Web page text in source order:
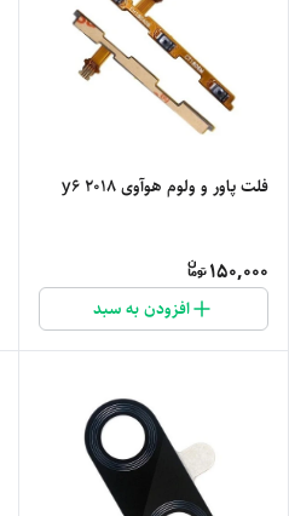
فلت پاور و ولوم هوآوی y6 2018
150,000
افزودن به سبد